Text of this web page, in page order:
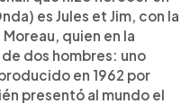
es Jules et Jim, con la
quien en la
dos hombres: uno
en 1962 por
presentó al mundo el